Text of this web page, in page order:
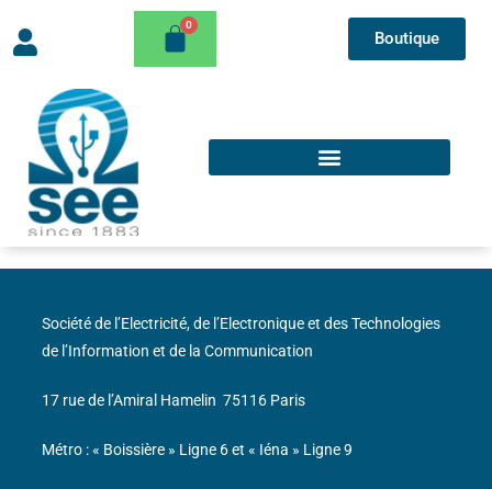
Boutique
Société de l’Electricité, de l’Electronique et des Technologies
de l’Information et de la Communication
17 rue de l’Amiral Hamelin 75116 Paris
Métro : « Boissière » Ligne 6 et « Iéna » Ligne 9